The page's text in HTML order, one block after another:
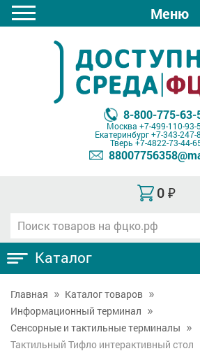
Меню
8-800-775-63-
Москва +7-499-110-93-
Екатеринбург+7-343-247-
Тверь +7-4822-73-44-
0 ₽
Каталог
Главная
Каталог товаров
Информационный терминал
Сенсорные и тактильные терминалы
Тактильный Тифло интерактивный стол